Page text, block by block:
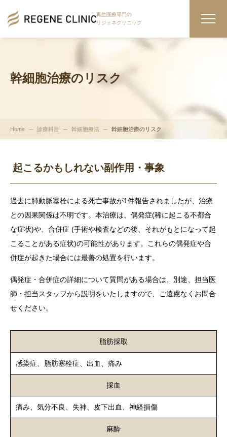
再生医療専門の
リジェネクリニック
幹細胞治療のリスク
Home 診療科目 幹細胞療法 幹細胞治療のリスク
起こるかもしれない副作用・事象
過去に肺動脈塞栓による死亡事故が1件報告されましたが、治療
との因果関係は不明です。本治療は、偶発症(稀に起こる不都合
な症状)や、合併症 (手術や検査などの後、それがもとになって起
こることがある症状)の可能性があります。これらの偶発症や合
併症が起きた場合には最善の処置を行います。
偶発症・合併症の詳細について質問がある場合は、別途、担当医
師・担当スタッフから説明をいたしますので、ご遠慮なくお問合
せください。
脂肪採取
感染症、脂肪塞栓症、出血、痛み
採血
痛み、気分不良、失神、皮下出血、神経損傷
麻酔